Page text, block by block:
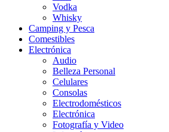
Vodka
Whisky
Camping y Pesca
Comestibles
Electrónica
Audio
Belleza Personal
Celulares
Consolas
Electrodomésticos
Electrónica
Fotografía y Video